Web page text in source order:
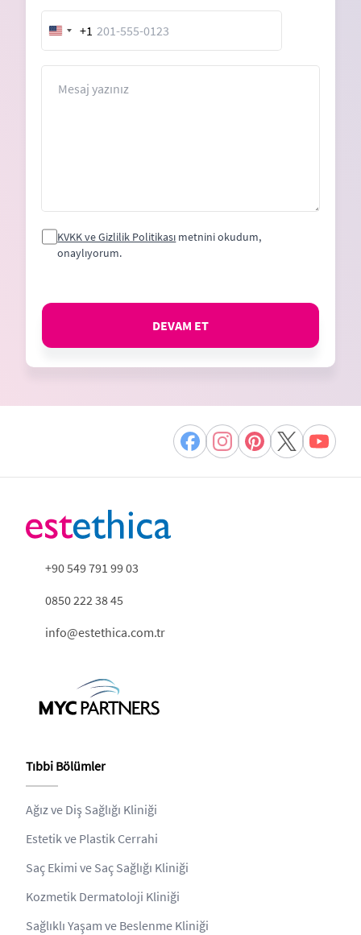
United
States
+1
KVKK ve Gizlilik Politikası metnini okudum,
onaylıyorum.
DEVAM ET
+90 549 791 99 03
0850 222 38 45
info@estethica.com.tr
Tıbbi Bölümler
Ağız ve Diş Sağlığı Kliniği
Estetik ve Plastik Cerrahi
Saç Ekimi ve Saç Sağlığı Kliniği
Kozmetik Dermatoloji Kliniği
Sağlıklı Yaşam ve Beslenme Kliniği